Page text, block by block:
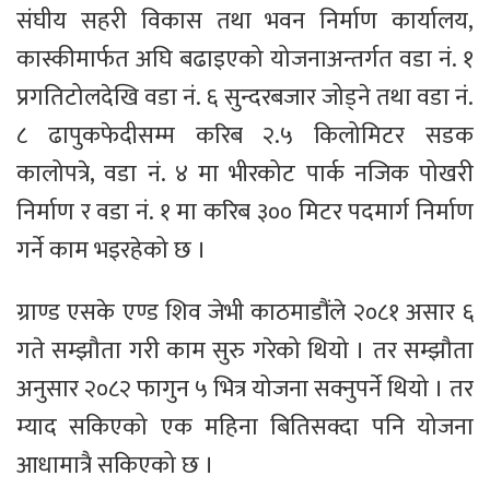
संघीय सहरी विकास तथा भवन निर्माण कार्यालय,
कास्कीमार्फत अघि बढाइएको योजनाअन्तर्गत वडा नं. १
प्रगतिटोलदेखि वडा नं. ६ सुन्दरबजार जोड्ने तथा वडा नं.
८ ढापुकफेदीसम्म करिब २.५ किलोमिटर सडक
कालोपत्रे, वडा नं. ४ मा भीरकोट पार्क नजिक पोखरी
निर्माण र वडा नं. १ मा करिब ३०० मिटर पदमार्ग निर्माण
गर्ने काम भइरहेको छ ।
ग्राण्ड एसके एण्ड शिव जेभी काठमाडौंले २०८१ असार ६
गते सम्झौता गरी काम सुरु गरेको थियो । तर सम्झौता
अनुसार २०८२ फागुन ५ भित्र योजना सक्नुपर्ने थियो । तर
म्याद सकिएको एक महिना बितिसक्दा पनि योजना
आधामात्रै सकिएको छ ।